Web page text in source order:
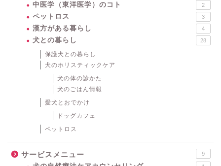
中医学（東洋医学）のコト 2
ペットロス 3
漢方がある暮らし 4
犬との暮らし 28
保護犬との暮らし
犬のホリスティックケア
犬の体の診かた
犬のごはん情報
愛犬とおでかけ
ドッグカフェ
ペットロス
サービスメニュー 9